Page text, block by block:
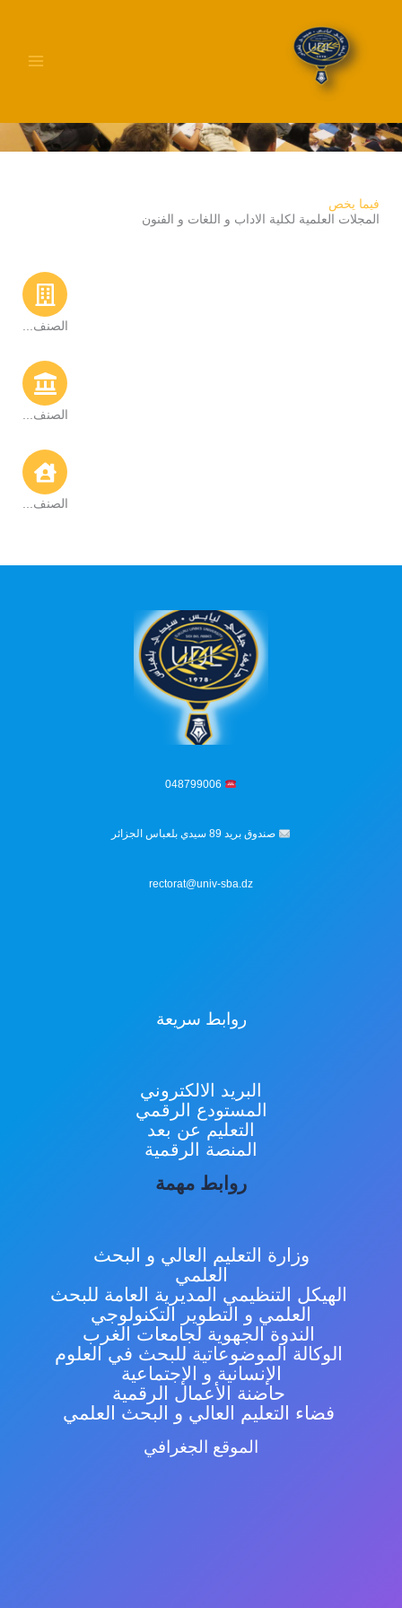
فيما يخص
المجلات العلمية لكلية الاداب و اللغات و الفنون
الصنف...
الصنف...
الصنف...
صندوق بريد 89 سيدي بلعباس الجزائر
rectorat@univ-sba.dz
روابط سريعة
البريد الالكتروني
المستودع الرقمي
التعليم عن بعد
المنصة الرقمية
روابط مهمة
وزارة التعليم العالي و البحث
العلمي
الهيكل التنظيمي المديرية العامة للبحث
العلمي و التطوير التكنولوجي
الندوة الجهوية لجامعات الغرب
الوكالة الموضوعاتية للبحث في العلوم
الإنسانية و الإجتماعية
حاضنة الأعمال الرقمية
فضاء التعليم العالي و البحث العلمي
الموقع الجغرافي